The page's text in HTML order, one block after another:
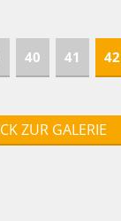
40 41 42
ZUR GALERIE